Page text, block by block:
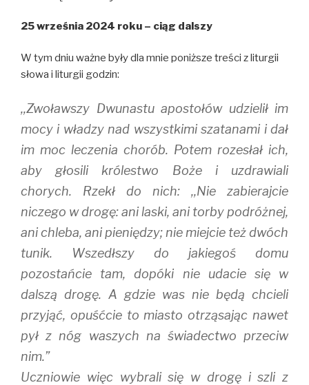
25 września 2024 roku – ciąg dalszy
W tym dniu ważne były dla mnie poniższe treści z liturgii
słowa i liturgii godzin:
,,Zwoławszy Dwunastu apostołów udzielił im
mocy i władzy nad wszystkimi szatanami i dał
im moc leczenia chorób. Potem rozesłał ich,
aby głosili królestwo Boże i uzdrawiali
chorych. Rzekł do nich: ,,Nie zabierajcie
niczego w drogę: ani laski, ani torby podróżnej,
ani chleba, ani pieniędzy; nie miejcie też dwóch
tunik. Wszedłszy do jakiegoś domu
pozostańcie tam, dopóki nie udacie się w
dalszą drogę. A gdzie was nie będą chcieli
przyjąć, opuśćcie to miasto otrząsając nawet
pył z nóg waszych na świadectwo przeciw
nim.”
Uczniowie więc wybrali się w drogę i szli z